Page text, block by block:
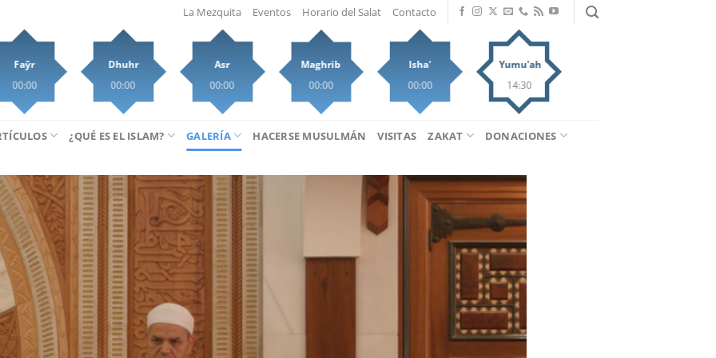
La Mezquita Eventos Horario del Salat Contacto
Faŷr
00:00
Dhuhr
00:00
Asr
00:00
Maghrib
00:00
Isha'
00:00
Yumu'ah
14:30
¿QUÉ ES EL ISLAM? GALERÍA HACERSE MUSULMÁN VISITAS ZAKAT DONACIONES